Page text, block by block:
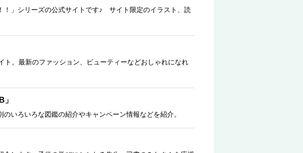
！」シリーズの公式サイトです♪ サイト限定のイラスト、読
。最新のファッション、ビューティーなどおしゃれになれ
いろいろな図鑑の紹介やキャンペーン情報などを紹介。